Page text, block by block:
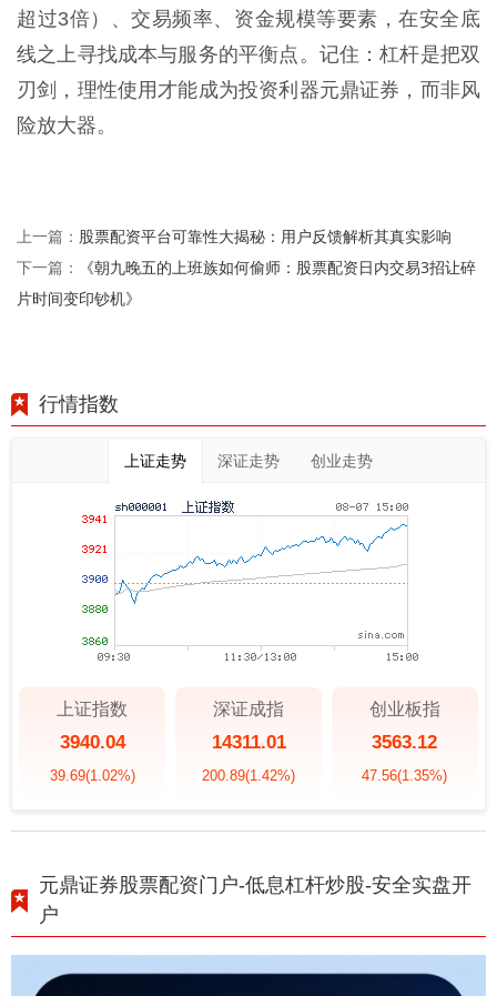
超过3倍）、交易频率、资金规模等要素，在安全底
线之上寻找成本与服务的平衡点。记住：杠杆是把双
刃剑，理性使用才能成为投资利器元鼎证券，而非风
险放大器。
上一篇： 股票配资平台可靠性大揭秘：用户反馈解析其真实影响
下一篇：
《朝九晚五的上班族如何偷师：股票配资日内交易3招让碎
片时间变印钞机》
行情指数
上证走势 深证走势 创业走势
上证指数
3940.04
39.69(1.02%)
深证成指
14311.01
200.89(1.42%)
创业板指
3563.12
47.56(1.35%)
元鼎证券股票配资门户-低息杠杆炒股-安全实盘开
户